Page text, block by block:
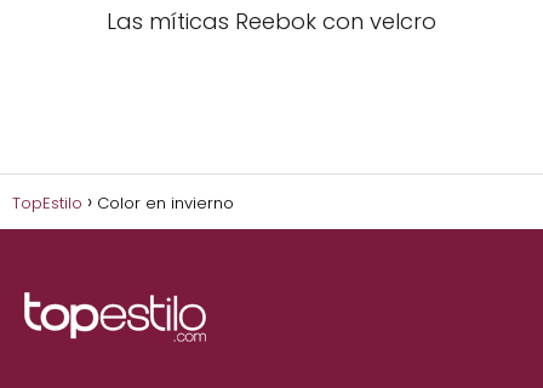
Las míticas Reebok con velcro
TopEstilo Color en invierno